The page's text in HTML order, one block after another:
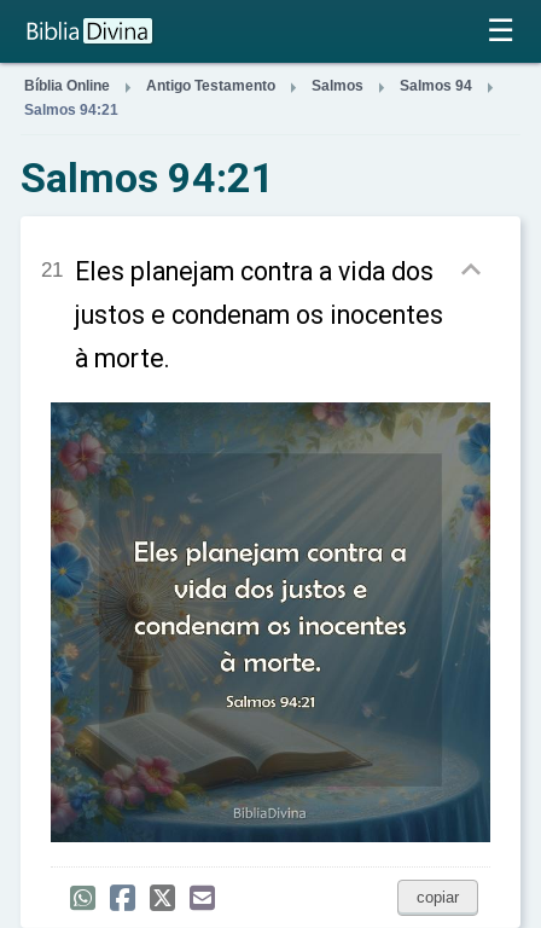
×
☰
Bíblia Online  Antigo Testamento  Salmos  Salmos 94 
Salmos 94:21
Salmos 94:21
21 Eles planejam contra a vida dos
justos e condenam os inocentes
à morte.

copiar